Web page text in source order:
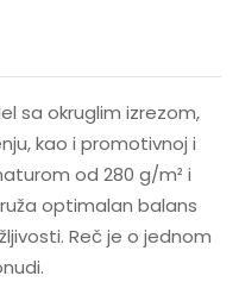
sa okruglim izrezom,
kao i promotivnoj i
od 280 g/m² i
optimalan balans
Reč je o jednom